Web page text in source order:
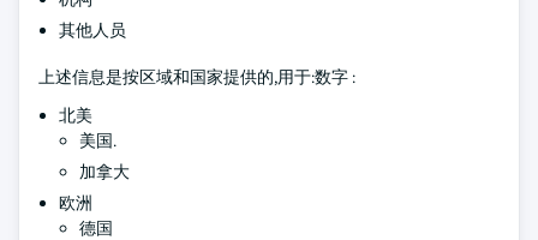
其他人员
上述信息是按区域和国家提供的,用于:数字 :
北美
美国.
加拿大
欧洲
德国